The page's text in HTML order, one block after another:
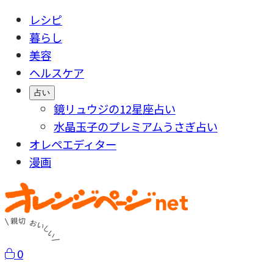
レシピ
暮らし
美容
ヘルスケア
占い
鏡リュウジの12星座占い
水晶玉子のプレミアムうさぎ占い
オレペエディター
漫画
0